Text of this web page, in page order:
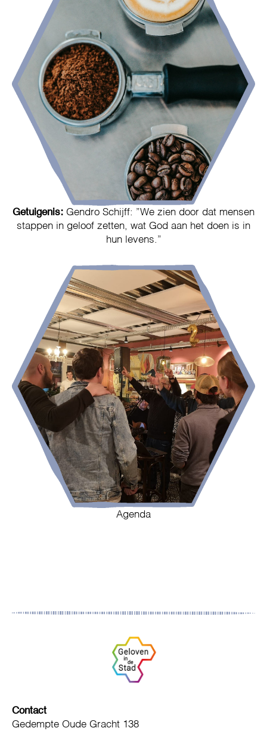
Getuigenis: Gendro Schijff: ”We zien door dat mensen
stappen in geloof zetten, wat God aan het doen is in
hun levens.”
Agenda
Contact
Gedempte Oude Gracht 138